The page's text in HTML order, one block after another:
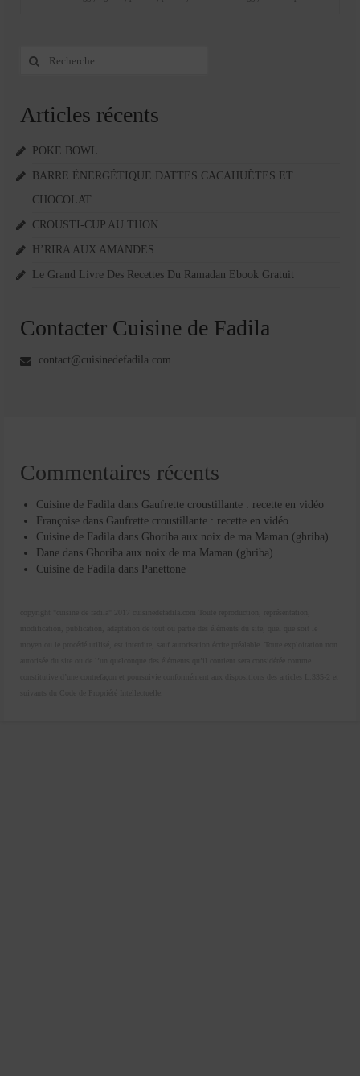
Rechercher
Articles récents
POKE BOWL
BARRE ÉNERGÉTIQUE DATTES CACAHUÈTES ET
CHOCOLAT
CROUSTI-CUP AU THON
H’RIRA AUX AMANDES
Le Grand Livre Des Recettes Du Ramadan Ebook Gratuit
Contacter Cuisine de Fadila
contact@cuisinedefadila.com
Commentaires récents
Cuisine de Fadila dans Gaufrette croustillante : recette en vidéo
Françoise dans Gaufrette croustillante : recette en vidéo
Cuisine de Fadila dans Ghoriba aux noix de ma Maman (ghriba)
Dane dans Ghoriba aux noix de ma Maman (ghriba)
Cuisine de Fadila dans Panettone